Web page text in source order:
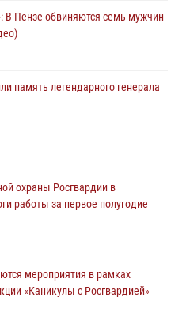
В Пензе обвиняются семь мужчин
память легендарного генерала
познакомили участников
помощь
пресечена
под реабилитационный центр
охраны Росгвардии в
работы за первое полугодие
мероприятия в рамках
«Каникулы с Росгвардией»